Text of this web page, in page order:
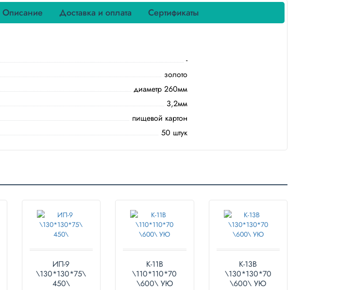
Описание Доставка и оплата Сертификаты
-
золото
диаметр 260мм
3,2мм
пищевой картон
50 штук
ИП-9
\130*130*75\
450\
К-11В
\110*110*70
\600\ УЮ
К-13В
\130*130*70
\600\ УЮ